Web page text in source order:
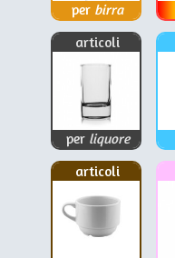
per birra
articoli
per liquore
articoli